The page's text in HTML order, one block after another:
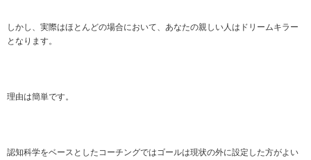
しかし、実際はほとんどの場合において、あなたの親しい人はドリームキラー
となります。
理由は簡単です。
認知科学をベースとしたコーチングではゴールは現状の外に設定した方がよい